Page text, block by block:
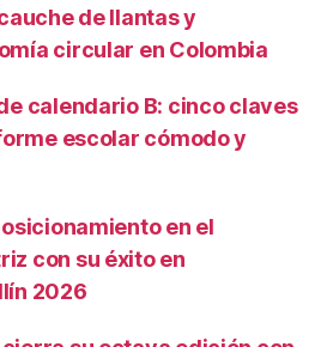
de llantas y
circular en Colombia
calendario B: cinco claves
escolar cómodo y
en el
con su éxito en
2026